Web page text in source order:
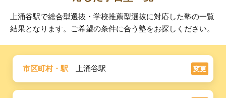
上涌谷駅で総合型選抜・学校推薦型選抜に対応した塾の一覧
結果となります。ご希望の条件に合う塾をお探しください。
市区町村・駅 上涌谷駅 変更